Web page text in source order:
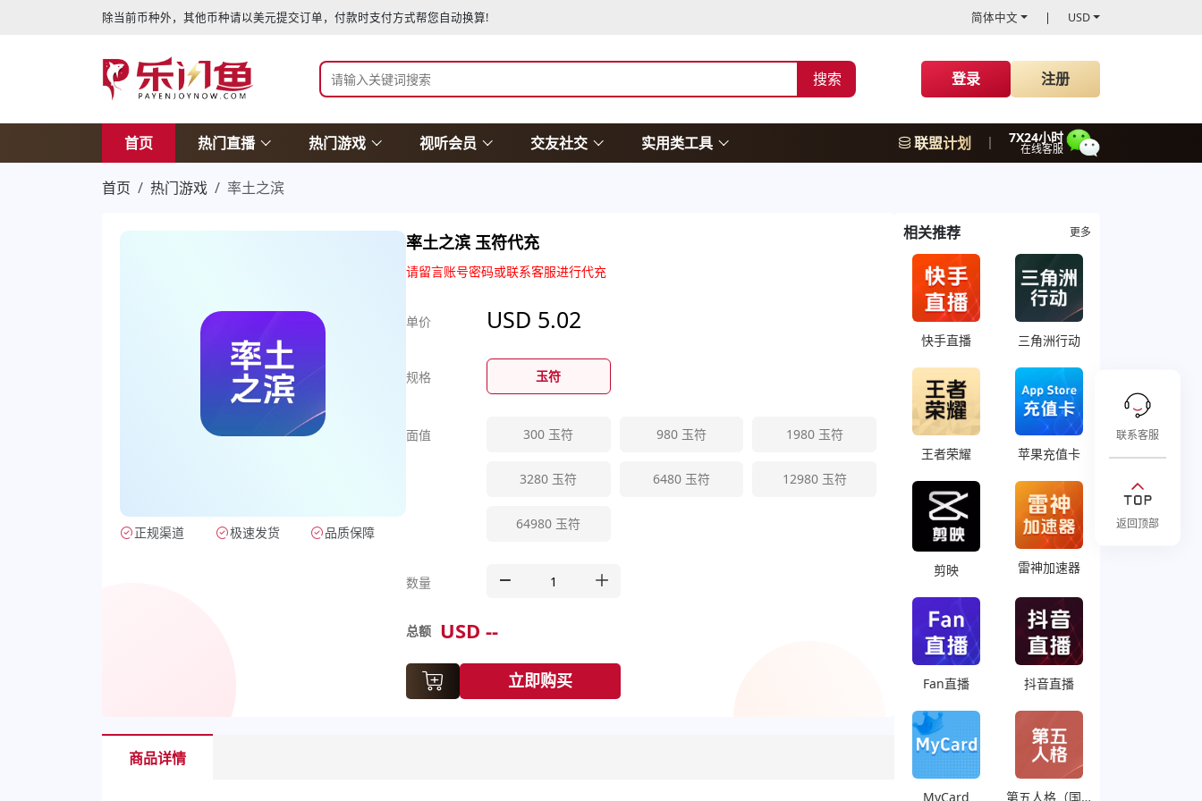
除当前币种外，其他币种请以美元提交订单，付款时支付方式帮您自动换算! 简体中文 USD
搜索 登录 注册
首页 热门直播 热门游戏 视听会员 交友社交 实用类工具 联盟计划 7X24小时
在线客服
首页 热门游戏 率土之滨
正规渠道 极速发货 品质保障
率土之滨 玉符代充
请留言账号密码或联系客服进行代充
单价 USD 5.02
规格 玉符
面值 300 玉符 980 玉符 1980 玉符
3280 玉符 6480 玉符 12980 玉符
64980 玉符
数量
总额 USD --
立即购买
商品详情
相关推荐 更多
快手直播 三角洲行动
王者荣耀 苹果充值卡
剪映 雷神加速器
Fan直播 抖音直播
MyCard 第五人格（国际服）
联系客服
返回顶部